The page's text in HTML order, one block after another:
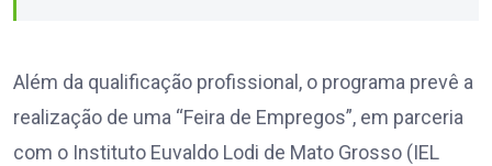
Além da qualificação profissional, o programa prevê a
realização de uma “Feira de Empregos”, em parceria
com o Instituto Euvaldo Lodi de Mato Grosso (IEL